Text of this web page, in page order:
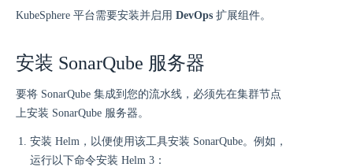
KubeSphere 平台需要安装并启用 DevOps 扩展组件。
安装 SonarQube 服务器
要将 SonarQube 集成到您的流水线，必须先在集群节点
上安装 SonarQube 服务器。
安装 Helm，以便使用该工具安装 SonarQube。例如，
运行以下命令安装 Helm 3：